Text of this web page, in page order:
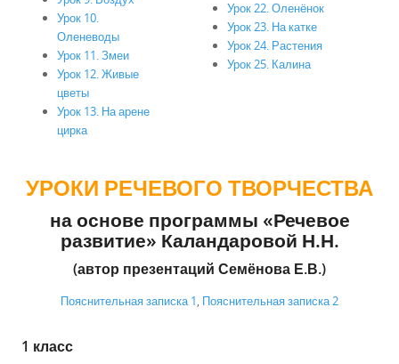
Урок 10.
Оленеводы
Урок 11. Змеи
Урок 12. Живые
цветы
Урок 13. На арене
цирка
Урок 22. Оленёнок
Урок 23. На катке
Урок 24. Растения
Урок 25. Калина
УРОКИ РЕЧЕВОГО ТВОРЧЕСТВА
на основе программы «Речевое
развитие» Каландаровой Н.Н.
(автор презентаций Семёнова Е.В.)
Пояснительная записка 1 Пояснительная записка 2
1 класс